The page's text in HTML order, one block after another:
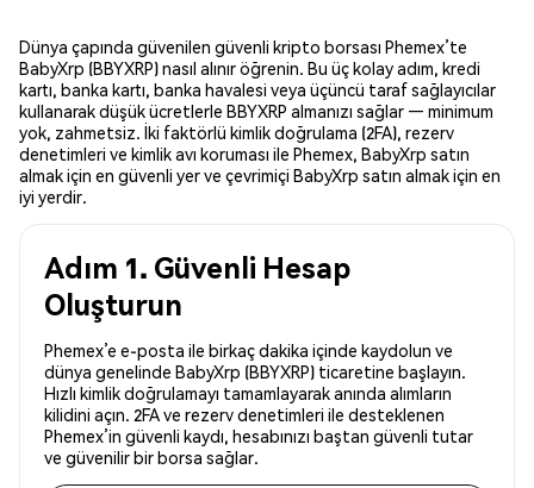
Dünya çapında güvenilen güvenli kripto borsası Phemex’te
BabyXrp (BBYXRP) nasıl alınır öğrenin. Bu üç kolay adım, kredi
kartı, banka kartı, banka havalesi veya üçüncü taraf sağlayıcılar
kullanarak düşük ücretlerle BBYXRP almanızı sağlar — minimum
yok, zahmetsiz. İki faktörlü kimlik doğrulama (2FA), rezerv
denetimleri ve kimlik avı koruması ile Phemex, BabyXrp satın
almak için en güvenli yer ve çevrimiçi BabyXrp satın almak için en
iyi yerdir.
Adım 1. Güvenli Hesap
Oluşturun
Phemex’e e-posta ile birkaç dakika içinde kaydolun ve
dünya genelinde BabyXrp (BBYXRP) ticaretine başlayın.
Hızlı kimlik doğrulamayı tamamlayarak anında alımların
kilidini açın. 2FA ve rezerv denetimleri ile desteklenen
Phemex’in güvenli kaydı, hesabınızı baştan güvenli tutar
ve güvenilir bir borsa sağlar.